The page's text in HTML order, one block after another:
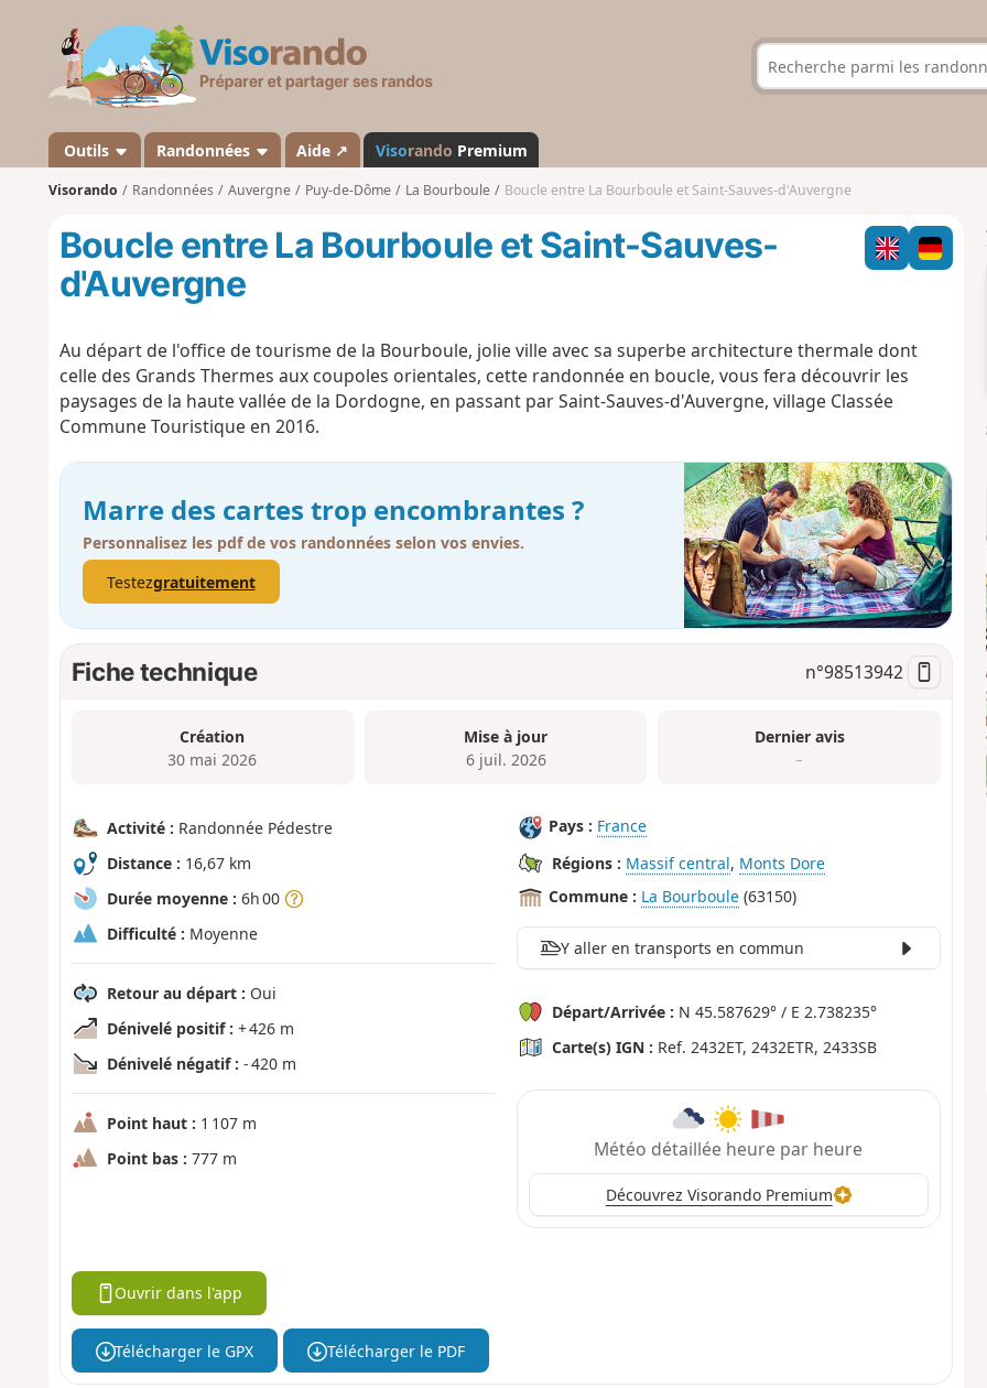
s
a
n
d
Outils Randonnées Aide ↗ Visorando Premium
Visorando Randonnées Auvergne Puy-de-Dôme La Bourboule Boucle entre La Bourboule et Saint-Sauves-d'Auvergne
Boucle entre La Bourboule et Saint-Sauves-
d'Auvergne
Au départ de l'office de tourisme de la Bourboule, jolie ville avec sa superbe architecture thermale dont
celle des Grands Thermes aux coupoles orientales, cette randonnée en boucle, vous fera découvrir les
paysages de la haute vallée de la Dordogne, en passant par Saint-Sauves-d'Auvergne, village Classée
Commune Touristique en 2016.
Marre des cartes trop encombrantes ?
Personnalisez les pdf de vos randonnées selon vos envies.
Testezgratuitement
Fiche technique n°98513942
Création
30 mai 2026
Mise à jour
6 juil. 2026
Dernier avis
–
Activité : Randonnée Pédestre
Distance : 16,67 km
Durée moyenne : 6h 00
Difficulté : Moyenne
Retour au départ : Oui
Dénivelé positif : + 426 m
Dénivelé négatif : - 420 m
Point haut : 1 107 m
Point bas : 777 m
Pays : France
Régions : Massif central, Monts Dore
Commune : La Bourboule (63150)
Y aller en transports en commun
Départ/Arrivée : N 45.587629° / E 2.738235°
Carte(s) IGN : Ref. 2432ET, 2432ETR, 2433SB
Météo détaillée heure par heure
Découvrez Visorando Premium
Ouvrir dans l'app
Télécharger le GPX Télécharger le PDF